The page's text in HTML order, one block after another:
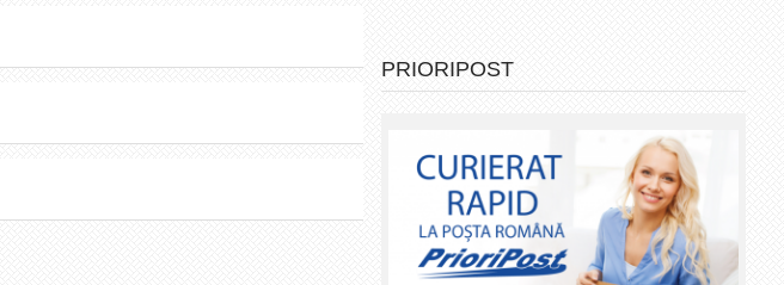
PRIORIPOST